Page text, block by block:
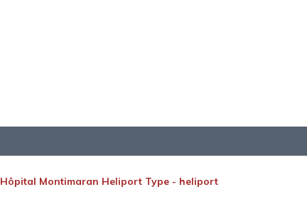
Hôpital Montimaran Heliport Type - heliport